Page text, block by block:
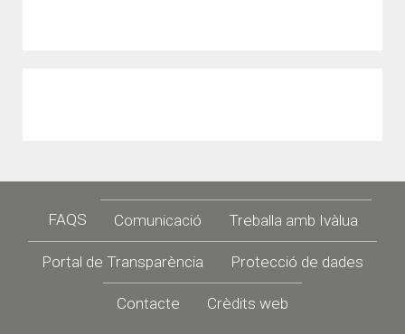
Footer
FAQS Comunicació Treballa amb Ivàlua
Portal de Transparència Protecció de dades
Contacte Crèdits web